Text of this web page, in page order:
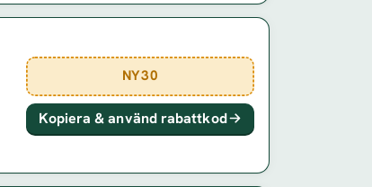
NY30
Kopiera & använd rabattkod